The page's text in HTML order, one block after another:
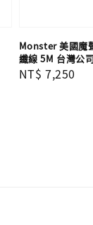
Monster 美國魔
纖線 5M 台灣公
Regular
NT$ 7,250